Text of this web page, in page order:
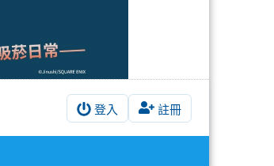
登入 註冊